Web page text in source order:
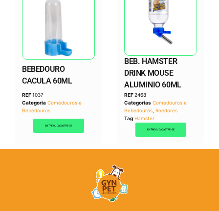
BEBEDOURO
CACULA 60ML
REF1037
Categoria Comedouros e
Bebedouros
ENTRE OU CADASTRE-SE
BEB. HAMSTER
DRINK MOUSE
ALUMINIO 60ML
REF2468
Categorias Comedouros e
Bebedouros Roedores
Tag Hamster
ENTRE OU CADASTRE-SE